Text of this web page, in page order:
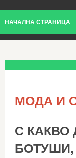
НАЧАЛНА СТРАНИЦА
МОДА И
С КАКВО
БОТУШИ,